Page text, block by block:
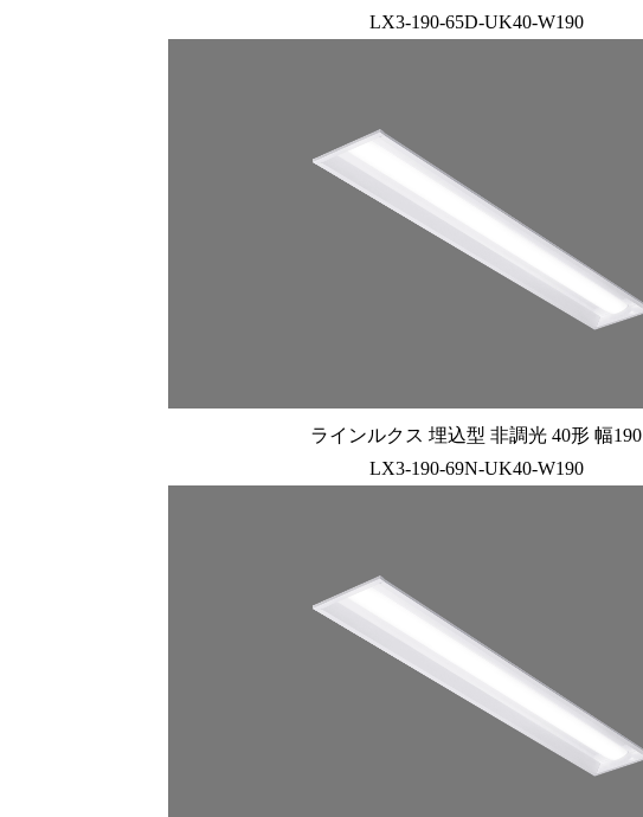
LX3-190-65D-UK40-W190
ラインルクス 埋込型 非調光 40形 幅190
LX3-190-69N-UK40-W190